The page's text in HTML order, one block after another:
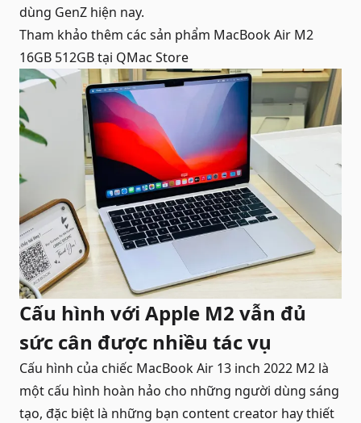
dùng GenZ hiện nay.
Tham khảo thêm các sản phẩm MacBook Air M2
16GB 512GBtại QMac Store
Cấu hình với Apple M2 vẫn đủ
sức cân được nhiều tác vụ
Cấu hình của chiếc MacBook Air 13 inch 2022 M2 là
một cấu hình hoàn hảo cho những người dùng sáng
tạo, đặc biệt là những bạn content creator hay thiết